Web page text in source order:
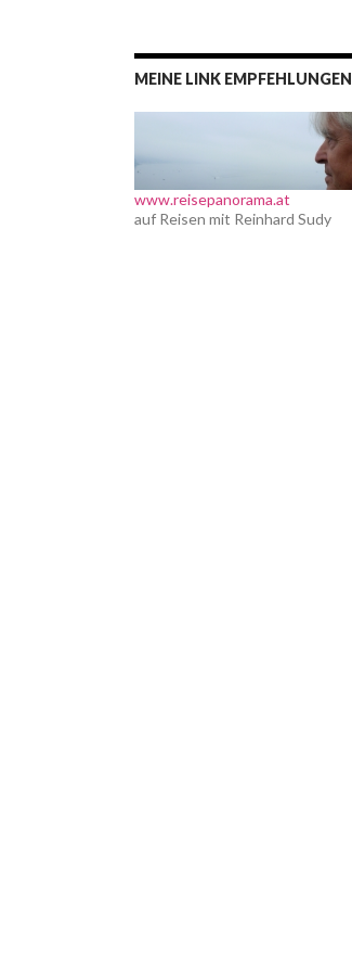
MEINE LINK EMPFEHLUNGEN
www.reisepanorama.at
auf Reisen mit Reinhard Sudy